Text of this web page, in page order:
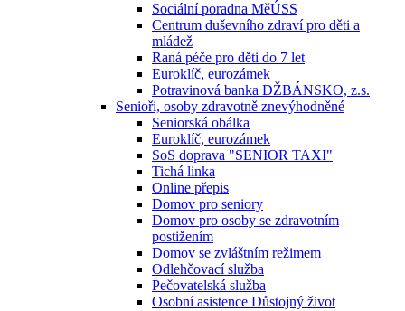
Sociální poradna MěÚSS
Centrum duševního zdraví pro děti a
mládež
Raná péče pro děti do 7 let
Euroklíč, eurozámek
Potravinová banka DŽBÁNSKO, z.s.
Senioři, osoby zdravotně znevýhodněné
Seniorská obálka
Euroklíč, eurozámek
SoS doprava "SENIOR TAXI"
Tichá linka
Online přepis
Domov pro seniory
Domov pro osoby se zdravotním
postižením
Domov se zvláštním režimem
Odlehčovací služba
Pečovatelská služba
Osobní asistence Důstojný život